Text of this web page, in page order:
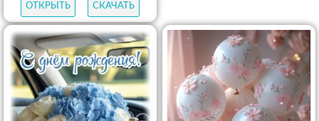
ОТКРЫТЬ СКАЧАТЬ